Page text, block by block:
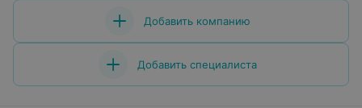
Добавить компанию
Добавить специалиста